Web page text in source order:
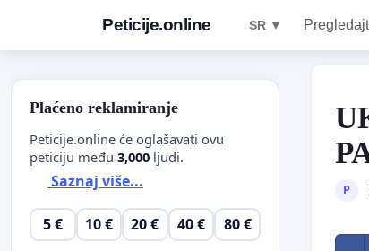
Peticije.online SR ▼
P
Plaćeno reklamiranje
Peticije.online će oglašavati ovu
peticiju među 3,000 ljudi.
Saznaj više...
5 € 10 € 20 € 40 € 80 €